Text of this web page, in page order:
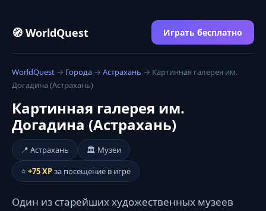
🧭 WorldQuest Играть бесплатно
WorldQuest → Города → Астрахань → Картинная галерея им.
Догадина (Астрахань)
Картинная галерея им.
Догадина (Астрахань)
📍 Астрахань
🏛️ Музеи
⭐ +75 XPза посещение в игре
Один из старейших художественных музеев